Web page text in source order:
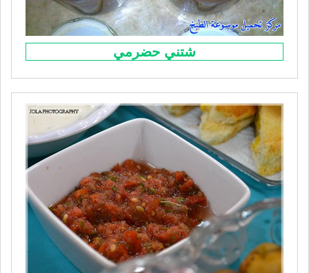
شتني حضرمي